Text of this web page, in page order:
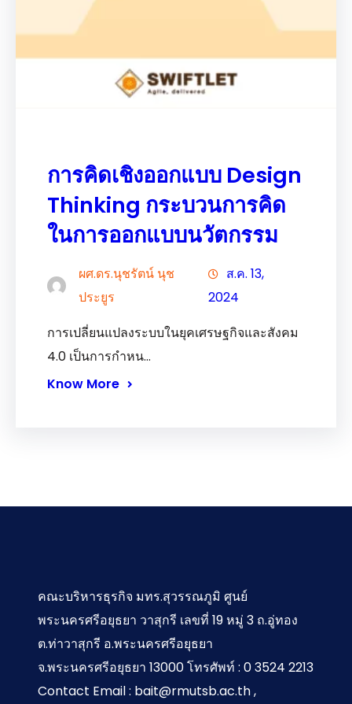
การคิดเชิงออกแบบ Design
Thinking กระบวนการคิด
ในการออกแบบนวัตกรรม
ผศ.ดร.นุชรัตน์ นุช
ประยูร
ส.ค. 13,
2024
การเปลี่ยนแปลงระบบในยุคเศรษฐกิจและสังคม
4.0 เป็นการกำหน…
Know More
คณะบริหารธุรกิจ มทร.สุวรรณภูมิ ศูนย์
พระนครศรีอยุธยา วาสุกรี เลขที่ 19 หมู่ 3 ถ.อู่ทอง
ต.ท่าวาสุกรี อ.พระนครศรีอยุธยา
จ.พระนครศรีอยุธยา 13000 โทรศัพท์ : 0 3524 2213
Contact Email : bait@rmutsb.ac.th ,